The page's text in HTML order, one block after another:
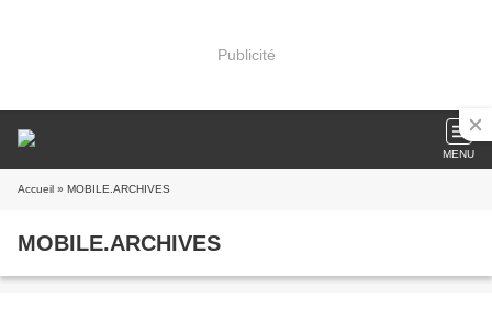
Publicité
MENU
Accueil » MOBILE.ARCHIVES
MOBILE.ARCHIVES